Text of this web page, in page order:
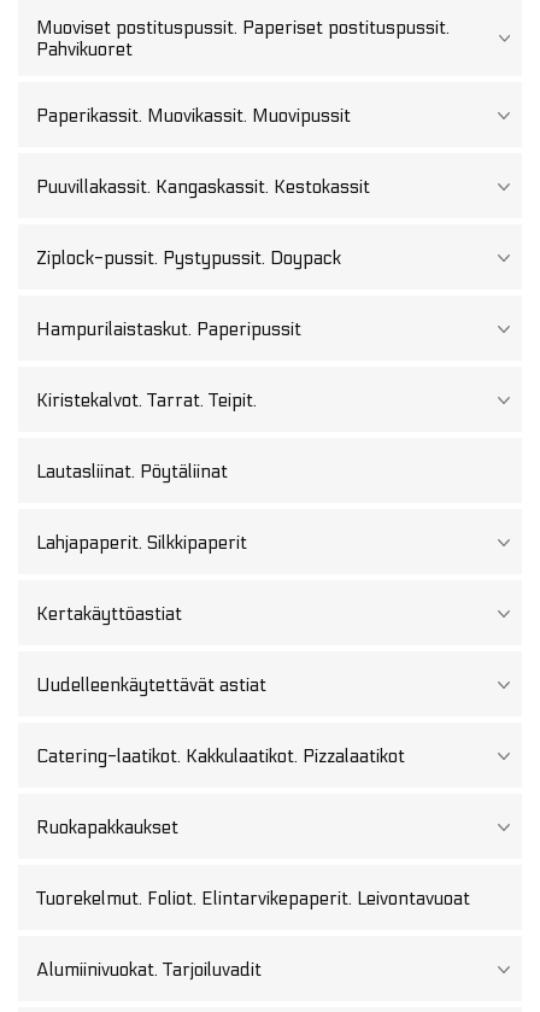
Muoviset postituspussit. Paperiset postituspussit.
Pahvikuoret
Paperikassit. Muovikassit. Muovipussit
Puuvillakassit. Kangaskassit. Kestokassit
Ziplock-pussit. Pystypussit. Doypack
Hampurilaistaskut. Paperipussit
Kiristekalvot. Tarrat. Teipit.
Lautasliinat. Pöytäliinat
Lahjapaperit. Silkkipaperit
Kertakäyttöastiat
Uudelleenkäytettävät astiat
Catering-laatikot. Kakkulaatikot. Pizzalaatikot
Ruokapakkaukset
Tuorekelmut. Foliot. Elintarvikepaperit. Leivontavuoat
Alumiinivuokat. Tarjoiluvadit